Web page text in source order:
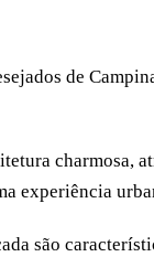
de
charmosa,
experiência
são